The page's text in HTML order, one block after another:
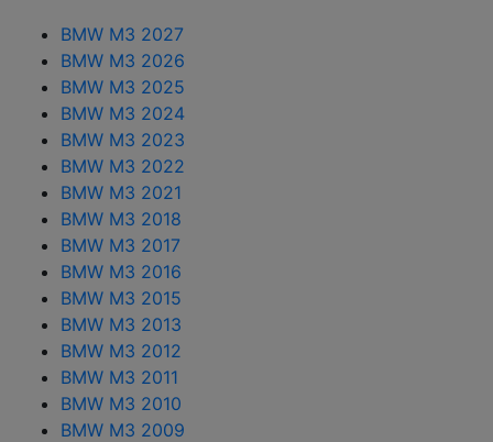
BMW M3 2027
BMW M3 2026
BMW M3 2025
BMW M3 2024
BMW M3 2023
BMW M3 2022
BMW M3 2021
BMW M3 2018
BMW M3 2017
BMW M3 2016
BMW M3 2015
BMW M3 2013
BMW M3 2012
BMW M3 2011
BMW M3 2010
BMW M3 2009